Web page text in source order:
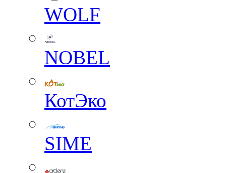
WOLF
NOBEL
КотЭко
SIME